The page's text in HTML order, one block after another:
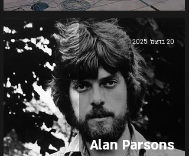
Alan Parsons
20 בדצמ׳ 2025